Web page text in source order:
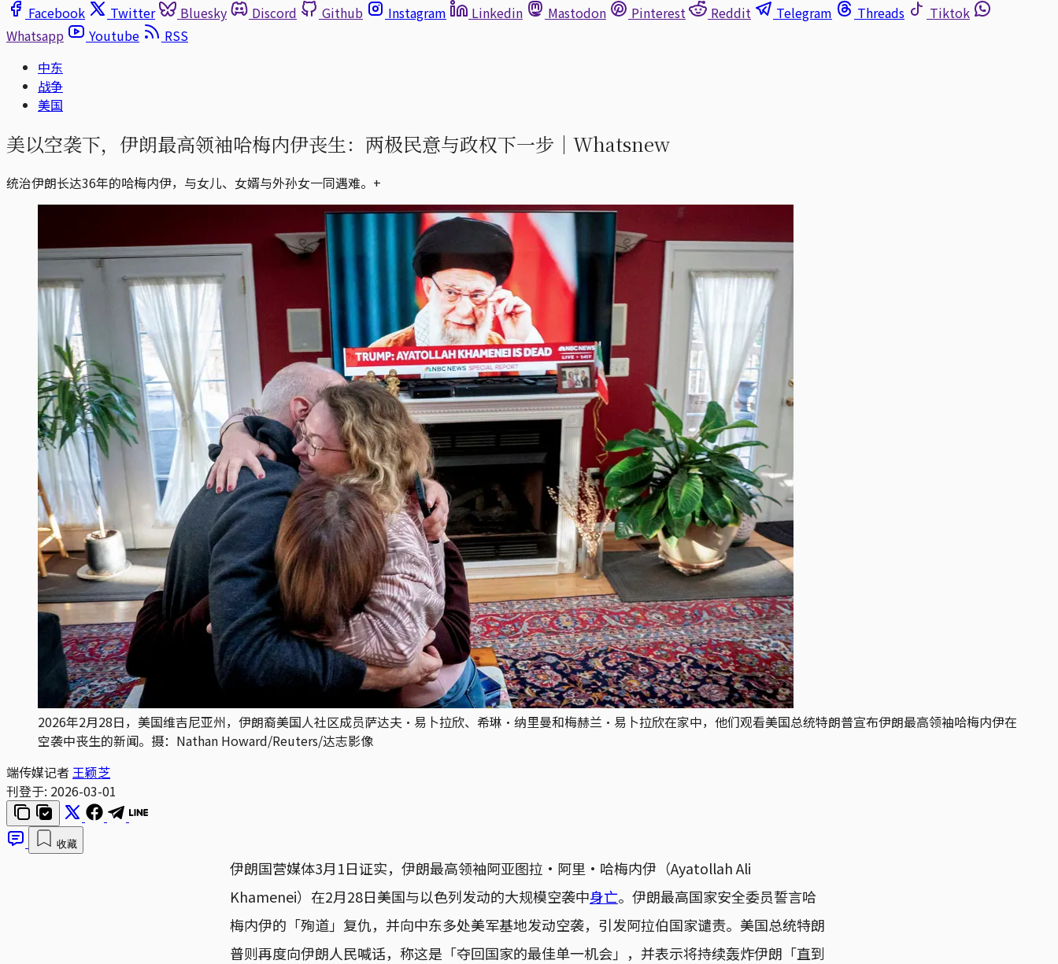
Facebook
Twitter Bluesky Discord Github Instagram Linkedin Mastodon Pinterest Reddit Telegram Threads
Tiktok
Whatsapp
Youtube
RSS
中东
战争
美国
美以空袭下，伊朗最高领袖哈梅内伊丧生：两极民意与政权下一步｜Whatsnew
统治伊朗长达36年的哈梅内伊，与女儿、女婿与外孙女一同遇难。+
2026年2月28日，美国维吉尼亚州，伊朗裔美国人社区成员萨达夫·易卜拉欣、希琳·纳里曼和梅赫兰·易卜拉欣在家中，他们观看美国总统特朗普宣布伊朗最高领袖哈梅内伊在
空袭中丧生的新闻。摄：Nathan Howard/Reuters/达志影像
端传媒记者 王颖芝
刊登于: 2026-03-01
收藏
伊朗国营媒体3月1日证实，伊朗最高领袖阿亚图拉・阿里・哈梅内伊（Ayatollah Ali
Khamenei）在2月28日美国与以色列发动的大规模空袭中身亡。伊朗最高国家安全委员誓言哈
梅内伊的「殉道」复仇，并向中东多处美军基地发动空袭，引发阿拉伯国家谴责。美国总统特朗
普则再度向伊朗人民喊话，称这是「夺回国家的最佳单一机会」，并表示将持续轰炸伊朗「直到